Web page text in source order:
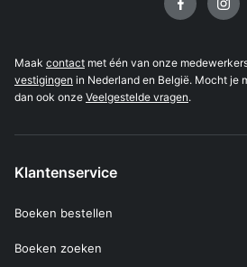
Maak contact met één van onze
vestigingen in Nederland en België. Mocht je
dan ook onze Veelgestelde vragen.
Klantenservice
Boeken bestellen
Boeken zoeken